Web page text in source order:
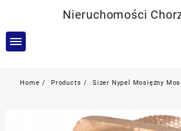
content
Nieruchomości
Home Products
Sizer Nypel Mosiężny